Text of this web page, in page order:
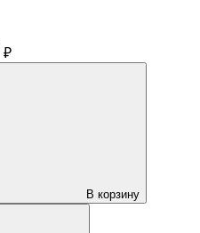
₽
В корзину